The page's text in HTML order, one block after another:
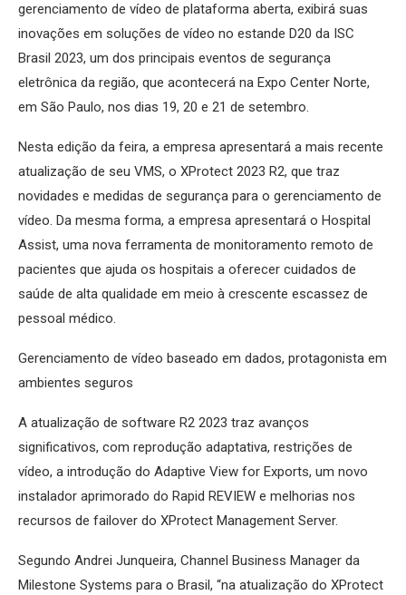
gerenciamento de vídeo de plataforma aberta, exibirá suas
inovações em soluções de vídeo no estande D20 da ISC
Brasil 2023, um dos principais eventos de segurança
eletrônica da região, que acontecerá na Expo Center Norte,
em São Paulo, nos dias 19, 20 e 21 de setembro.
Nesta edição da feira, a empresa apresentará a mais recente
atualização de seu VMS, o XProtect 2023 R2, que traz
novidades e medidas de segurança para o gerenciamento de
vídeo. Da mesma forma, a empresa apresentará o Hospital
Assist, uma nova ferramenta de monitoramento remoto de
pacientes que ajuda os hospitais a oferecer cuidados de
saúde de alta qualidade em meio à crescente escassez de
pessoal médico.
Gerenciamento de vídeo baseado em dados, protagonista em
ambientes seguros
A atualização de software R2 2023 traz avanços
significativos, com reprodução adaptativa, restrições de
vídeo, a introdução do Adaptive View for Exports, um novo
instalador aprimorado do Rapid REVIEW e melhorias nos
recursos de failover do XProtect Management Server.
Segundo Andrei Junqueira, Channel Business Manager da
Milestone Systems para o Brasil, “na atualização do XProtect